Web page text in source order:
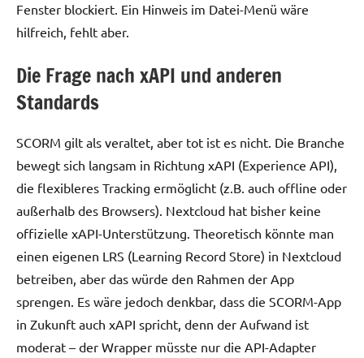
Fenster blockiert. Ein Hinweis im Datei-Menü wäre
hilfreich, fehlt aber.
Die Frage nach xAPI und anderen
Standards
SCORM gilt als veraltet, aber tot ist es nicht. Die Branche
bewegt sich langsam in Richtung xAPI (Experience API),
die flexibleres Tracking ermöglicht (z.B. auch offline oder
außerhalb des Browsers). Nextcloud hat bisher keine
offizielle xAPI-Unterstützung. Theoretisch könnte man
einen eigenen LRS (Learning Record Store) in Nextcloud
betreiben, aber das würde den Rahmen der App
sprengen. Es wäre jedoch denkbar, dass die SCORM-App
in Zukunft auch xAPI spricht, denn der Aufwand ist
moderat – der Wrapper müsste nur die API-Adapter